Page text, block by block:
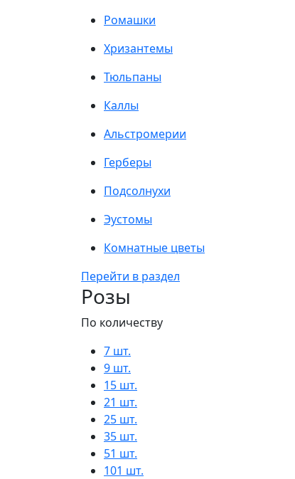
Ромашки
Хризантемы
Тюльпаны
Каллы
Альстромерии
Герберы
Подсолнухи
Эустомы
Комнатные цветы
Перейти в раздел
Розы
По количеству
7 шт.
9 шт.
15 шт.
21 шт.
25 шт.
35 шт.
51 шт.
101 шт.